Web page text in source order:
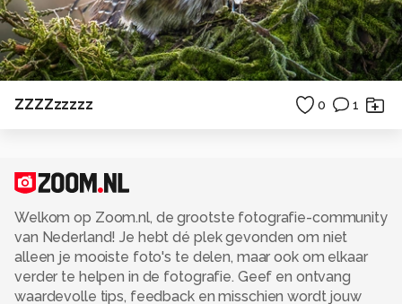
ZZZZzzzzz 0 1
Welkom op Zoom.nl, de grootste fotografie-community
van Nederland! Je hebt dé plek gevonden om niet
alleen je mooiste foto's te delen, maar ook om elkaar
verder te helpen in de fotografie. Geef en ontvang
waardevolle tips, feedback en misschien wordt jouw